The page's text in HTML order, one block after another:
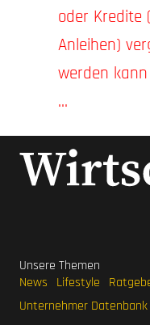
oder Kredite
Anleihen)
werden
...
Unsere Themen
News
Lifestyle
Unternehmer Datenbank